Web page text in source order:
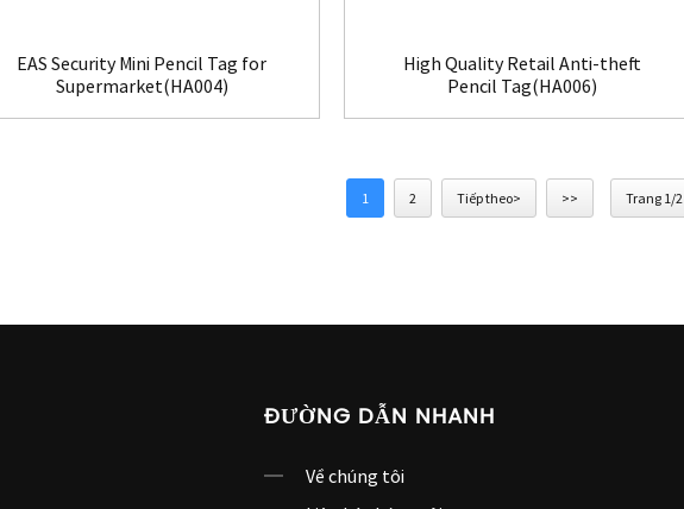
EAS Security Mini Pencil Tag for
Supermarket(HA004)
High Quality Retail Anti-theft
Pencil Tag(HA006)
1 2 Tiếp theo> >> Trang 1/2
ĐƯỜNG DẪN NHANH
Về chúng tôi